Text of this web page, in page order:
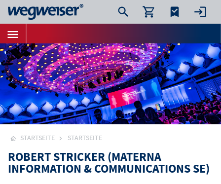
STARTSEITE STARTSEITE
ROBERT STRICKER (MATERNA
INFORMATION & COMMUNICATIONS SE)